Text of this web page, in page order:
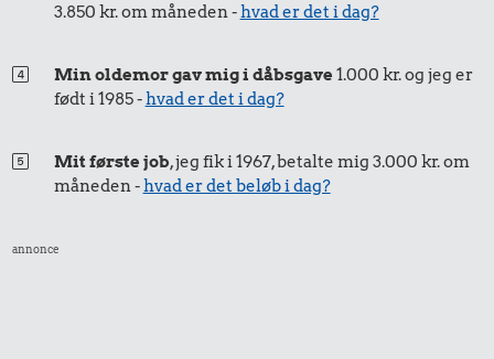
13 kr.
2 kg mel
Æble
3.850 kr. om måneden -hvad er det i dag?
Min oldemor gav mig i dåbsgave1.000 kr. og jeg er
født i 1985 -hvad er det i dag?
Mit første job, jeg fik i 1967, betalte mig 3.000 kr. om
måneden -hvad er det beløb i dag?
annonce